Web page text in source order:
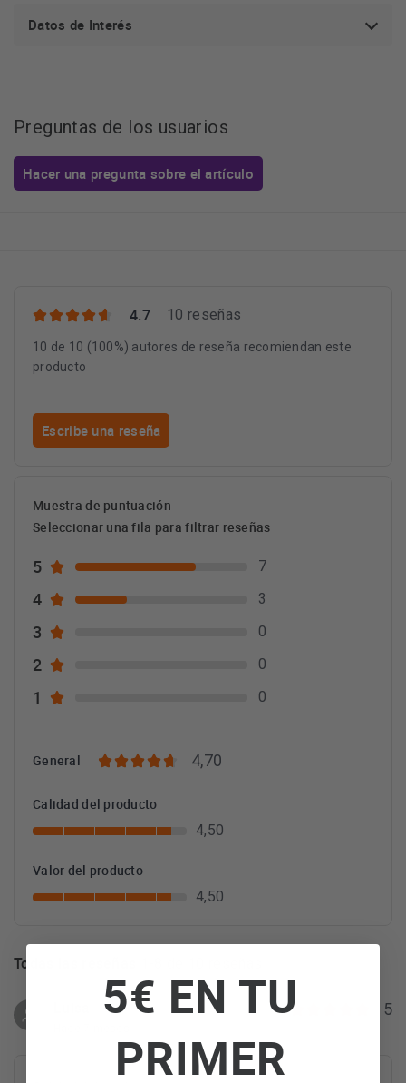
Datos de Interés
Preguntas de los usuarios
Hacer una pregunta sobre el artículo
4.7 10 reseñas
10 de 10 (100%) autores de reseña recomiendan este
producto
Escribe una reseña
Muestra de puntuación
Seleccionar una fila para filtrar reseñas
5 7
4 3
3 0
2 0
1 0
General 4,70
Calidad del producto
4,50
Valor del producto
4,50
Todas las reseñas
5
5€ EN TU
PRIMER